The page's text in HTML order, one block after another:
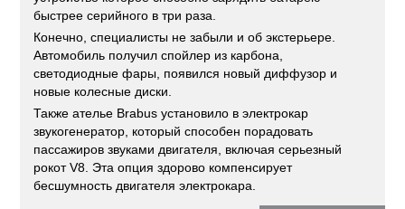
быстрее серийного в три раза.
Конечно, специалисты не забыли и об экстерьере.
Автомобиль получил спойлер из карбона,
светодиодные фары, появился новый диффузор и
новые колесные диски.
Также ателье Brabus установило в электрокар
звукогенератор, который способен порадовать
пассажиров звуками двигателя, включая серьезный
рокот V8. Эта опция здорово компенсирует
бесшумность двигателя электрокара.